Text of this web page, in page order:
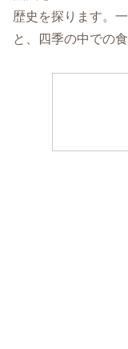
歴史を探ります。
と、四季の中での